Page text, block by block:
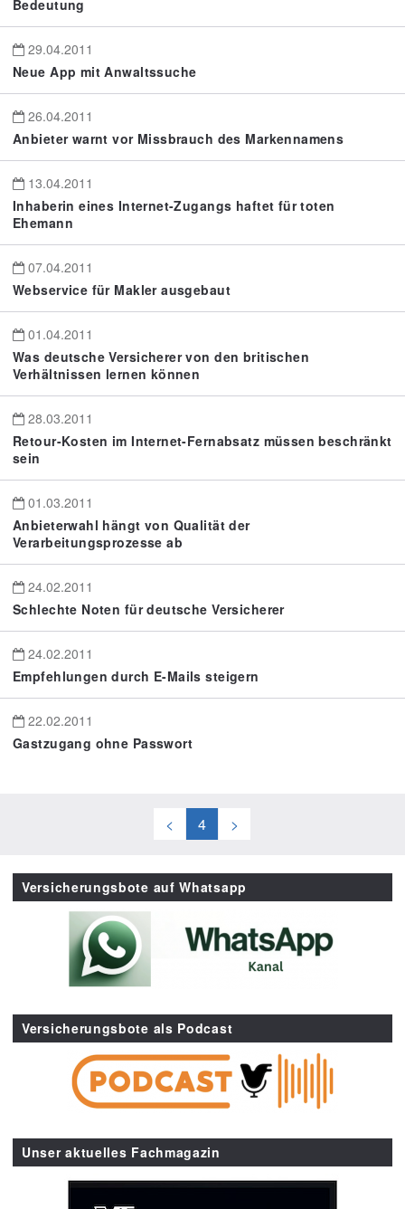
Bedeutung
29.04.2011
Neue App mit Anwaltssuche
26.04.2011
Anbieter warnt vor Missbrauch des Markennamens
13.04.2011
Inhaberin eines Internet-Zugangs haftet für toten
Ehemann
07.04.2011
Webservice für Makler ausgebaut
01.04.2011
Was deutsche Versicherer von den britischen
Verhältnissen lernen können
28.03.2011
Retour-Kosten im Internet-Fernabsatz müssen beschränkt
sein
01.03.2011
Anbieterwahl hängt von Qualität der
Verarbeitungsprozesse ab
24.02.2011
Schlechte Noten für deutsche Versicherer
24.02.2011
Empfehlungen durch E-Mails steigern
22.02.2011
Gastzugang ohne Passwort
< 4 >
Versicherungsbote auf Whatsapp
Versicherungsbote als Podcast
Unser aktuelles Fachmagazin